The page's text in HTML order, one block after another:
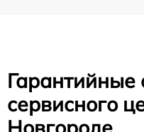
Гарантийные
сервисного